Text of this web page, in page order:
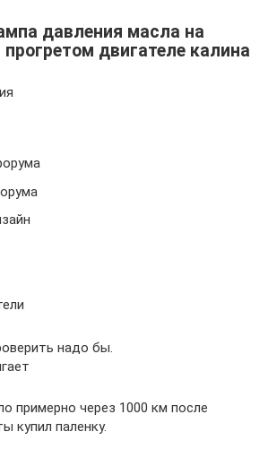
давления масла на
двигателе калина
надо бы.
примерно через 1000 км после
купил паленку.